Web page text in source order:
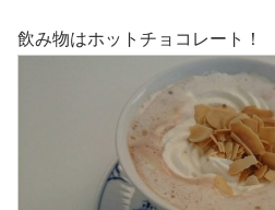
飲み物はホットチョコレート！